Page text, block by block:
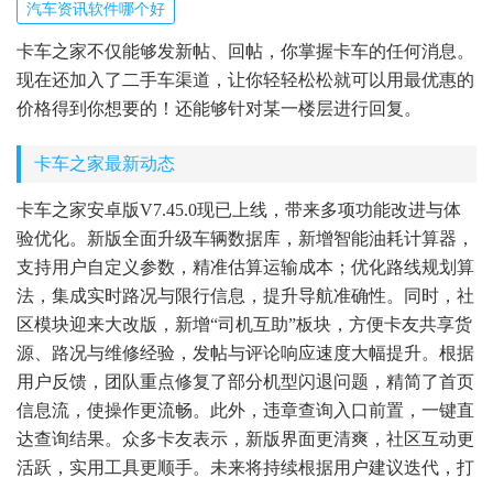
汽车资讯软件哪个好
卡车之家不仅能够发新帖、回帖，你掌握卡车的任何消息。
现在还加入了二手车渠道，让你轻轻松松就可以用最优惠的
价格得到你想要的！还能够针对某一楼层进行回复。
卡车之家最新动态
卡车之家安卓版V7.45.0现已上线，带来多项功能改进与体
验优化。新版全面升级车辆数据库，新增智能油耗计算器，
支持用户自定义参数，精准估算运输成本；优化路线规划算
法，集成实时路况与限行信息，提升导航准确性。同时，社
区模块迎来大改版，新增“司机互助”板块，方便卡友共享货
源、路况与维修经验，发帖与评论响应速度大幅提升。根据
用户反馈，团队重点修复了部分机型闪退问题，精简了首页
信息流，使操作更流畅。此外，违章查询入口前置，一键直
达查询结果。众多卡友表示，新版界面更清爽，社区互动更
活跃，实用工具更顺手。未来将持续根据用户建议迭代，打